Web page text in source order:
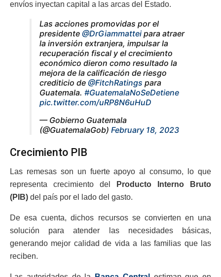
envíos inyectan capital a las arcas del Estado.
Las acciones promovidas por el
presidente @DrGiammattei para atraer
la inversión extranjera, impulsar la
recuperación fiscal y el crecimiento
económico dieron como resultado la
mejora de la calificación de riesgo
crediticio de @FitchRatings para
Guatemala. #GuatemalaNoSeDetiene
pic.twitter.com/uRP8N6uHuD
— Gobierno Guatemala
(@GuatemalaGob) February 18, 2023
Crecimiento PIB
Las remesas son un fuerte apoyo al consumo, lo que
representa crecimiento del
Producto Interno Bruto
(PIB) del país por el lado del gasto.
De esa cuenta, dichos recursos se convierten en una
solución para atender las necesidades básicas,
generando mejor calidad de vida a las familias que las
reciben.